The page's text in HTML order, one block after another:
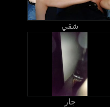
شقي
جار